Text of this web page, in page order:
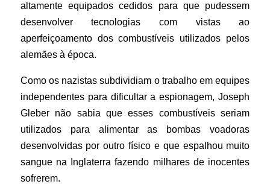
altamente equipados cedidos para que pudessem
desenvolver tecnologias com vistas ao
aperfeiçoamento dos combustíveis utilizados pelos
alemães à época.
Como os nazistas subdividiam o trabalho em equipes
independentes para dificultar a espionagem, Joseph
Gleber não sabia que esses combustíveis seriam
utilizados para alimentar as bombas voadoras
desenvolvidas por outro físico e que espalhou muito
sangue na Inglaterra fazendo milhares de inocentes
sofrerem.